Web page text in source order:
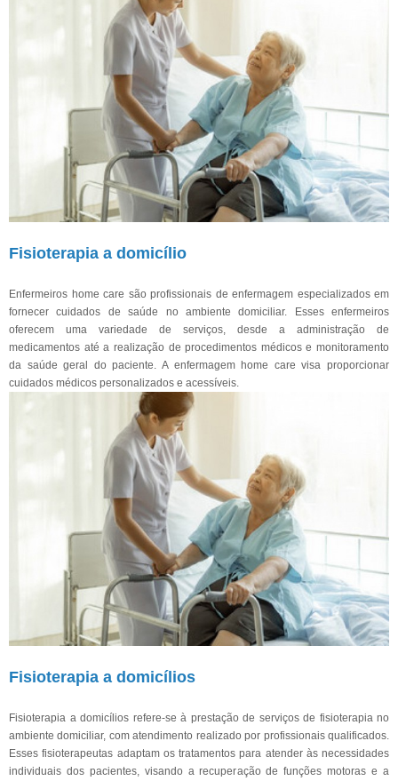
Fisioterapia a domicílio
Enfermeiros home care são profissionais de enfermagem especializados em
fornecer cuidados de saúde no ambiente domiciliar. Esses enfermeiros
oferecem uma variedade de serviços, desde a administração de
medicamentos até a realização de procedimentos médicos e monitoramento
da saúde geral do paciente. A enfermagem home care visa proporcionar
cuidados médicos personalizados e acessíveis.
Fisioterapia a domicílios
Fisioterapia a domicílios refere-se à prestação de serviços de fisioterapia no
ambiente domiciliar, com atendimento realizado por profissionais qualificados.
Esses fisioterapeutas adaptam os tratamentos para atender às necessidades
individuais dos pacientes, visando a recuperação de funções motoras e a